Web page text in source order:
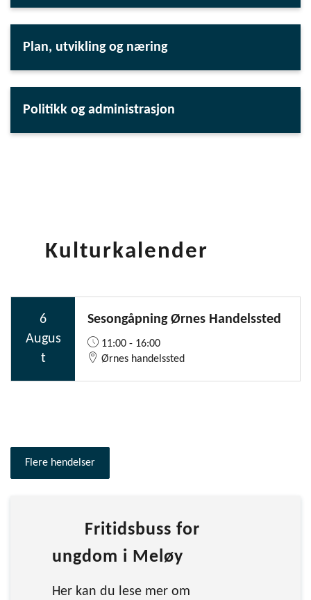
Plan, utvikling og næring
Politikk og administrasjon
Kulturkalender
Flere hendelser
Fritidsbuss for
ungdom i Meløy
Her kan du lese mer om